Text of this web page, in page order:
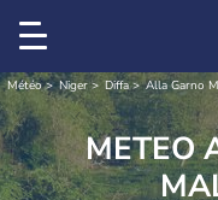
Météo Niger Diffa Alla Garno
METEO ALLA GARNO